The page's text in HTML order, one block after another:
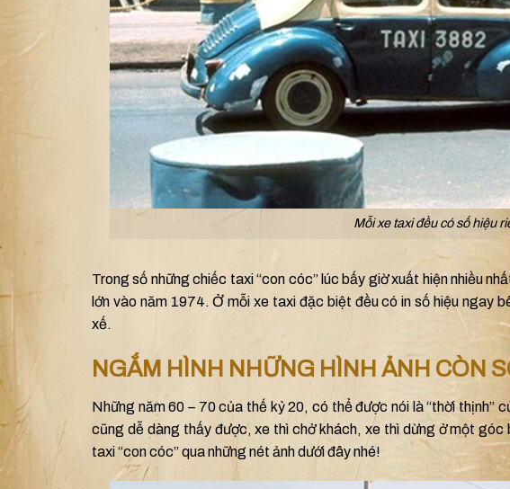
Mỗi xe taxi đều có số hiệu
Trong số những chiếc taxi “con cóc” lúc bấy giờ xuất hiện nhiều
lớn vào năm 1974. Ở mỗi xe taxi đặc biệt đều có in số hiệu ngay
xế.
NGẮM HÌNH NHỮNG HÌNH ẢNH CÒN
Những năm 60 – 70 của thế kỷ 20, có thể được nói là “thời thịnh”
cũng dễ dàng thấy được, xe thì chở khách, xe thì dừng ở một góc
taxi “con cóc” qua những nét ảnh dưới đây nhé!